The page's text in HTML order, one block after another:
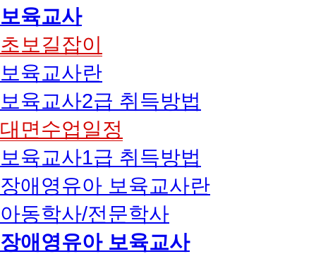
보육교사
초보길잡이
보육교사란
보육교사2급 취득방법
대면수업일정
보육교사1급 취득방법
장애영유아 보육교사란
아동학사/전문학사
장애영유아 보육교사